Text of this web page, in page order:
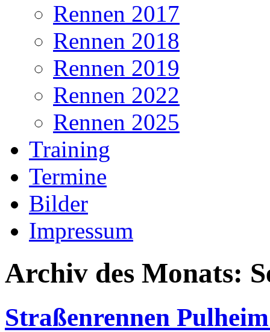
Rennen 2017
Rennen 2018
Rennen 2019
Rennen 2022
Rennen 2025
Training
Termine
Bilder
Impressum
Archiv des Monats:
Straßenrennen